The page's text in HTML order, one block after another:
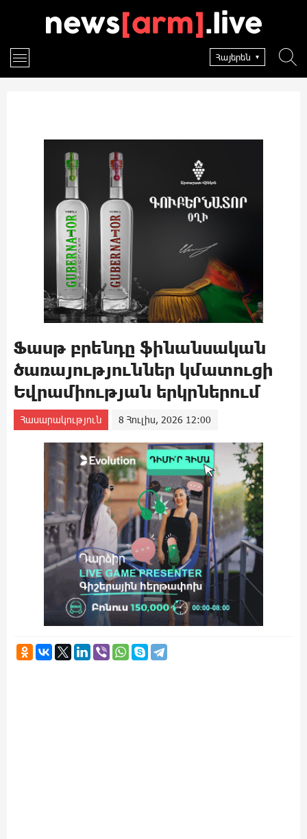
Հայերեն
Ֆասթ բրենդը ֆինանսական
ծառայություններ կմատուցի
Եվրամիության երկրներում
Հասարակություն 8 Հուլիս, 2026 12:00